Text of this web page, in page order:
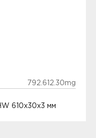
792.612.30mg
610x30x3 мм